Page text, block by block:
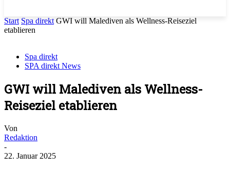
Start Spa direkt GWI will Malediven als Wellness-Reiseziel
etablieren
Spa direkt
SPA direkt News
GWI will Malediven als Wellness-
Reiseziel etablieren
Von
Redaktion
-
22. Januar 2025